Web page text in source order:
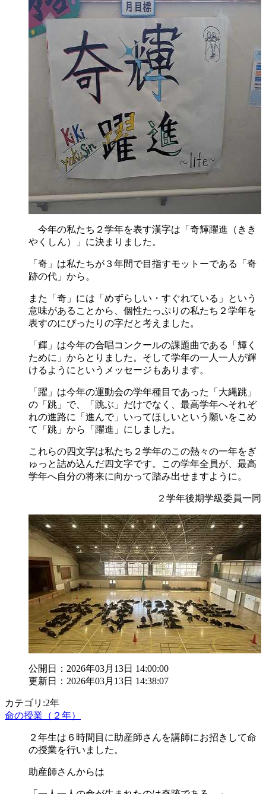
今年の私たち２学年を表す漢字は「奇輝躍進（きき
やくしん）」に決まりました。
「奇」は私たちが３年間で目指すモットーである「奇
跡の代」から。
また「奇」には「めずらしい・すぐれている」という
意味があることから、個性たっぷりの私たち２学年を
表すのにぴったりの字だと考えました。
「輝」は今年の合唱コンクールの課題曲である「輝く
ために」からとりました。そして学年の一人一人が輝
けるようにというメッセージもあります。
「躍」は今年の運動会の学年種目であった「大縄跳」
の「跳」で、「跳ぶ」だけでなく、最高学年へそれぞ
れの進路に「進んで」いってほしいという願いをこめ
て「跳」から「躍進」にしました。
これらの四文字は私たち２学年のこの熱々の一年をぎ
ゅっと詰め込んだ四文字です。この学年全員が、最高
学年へ自分の将来に向かって踏み出せますように。
２学年後期学級委員一同
公開日：2026年03月13日 14:00:00
更新日：2026年03月13日 14:38:07
カテゴリ:2年
命の授業（２年）
２年生は６時間目に助産師さんを講師にお招きして命
の授業を行いました。
助産師さんからは